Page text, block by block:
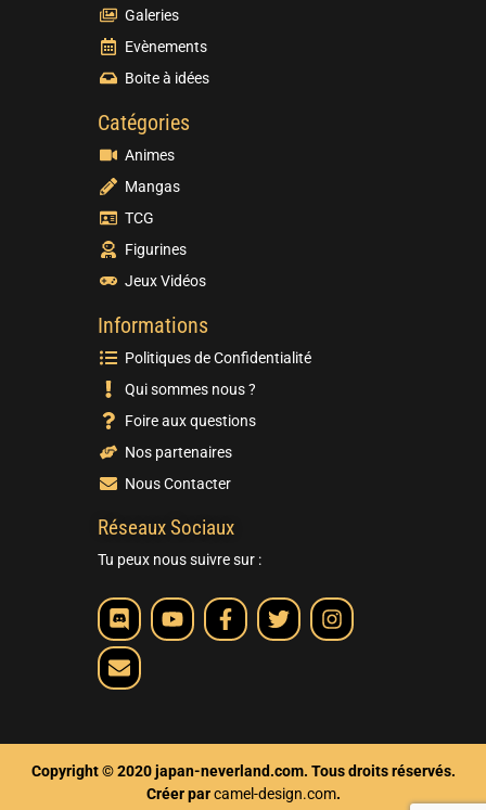
Galeries
Evènements
Boite à idées
Catégories
Animes
Mangas
TCG
Figurines
Jeux Vidéos
Informations
Politiques de Confidentialité
Qui sommes nous ?
Foire aux questions
Nos partenaires
Nous Contacter
Réseaux Sociaux
Tu peux nous suivre sur :
Copyright © 2020 japan-neverland.com. Tous droits réservés.
Créer parcamel-design.com.